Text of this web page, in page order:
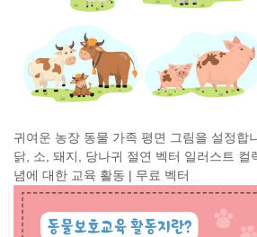
귀여운 농장 동물 가족 평면 그림을 설정합
닭, 소, 돼지, 당나귀 절연 벡터 일러스트 컬
념에 대한 교육 활동 | 무료 벡터